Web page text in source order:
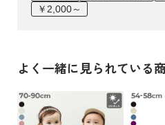
￥2,000～
よく一緒に見られている